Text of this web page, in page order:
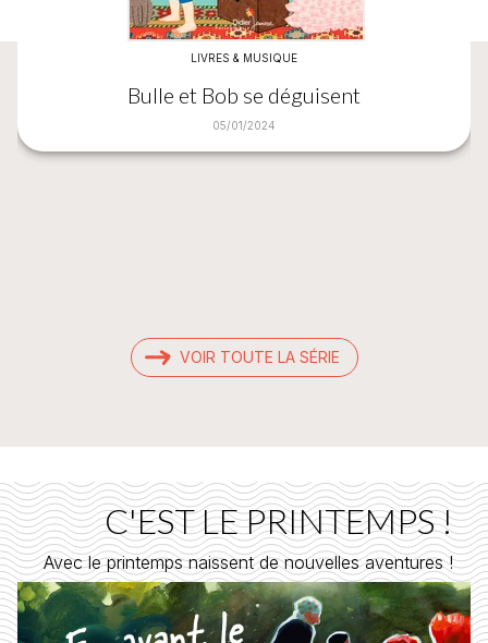
LIVRES & MUSIQUE
Bulle et Bob se déguisent
05/01/2024
VOIR TOUTE LA SÉRIE
C'EST LE PRINTEMPS !
Avec le printemps naissent de nouvelles aventures !